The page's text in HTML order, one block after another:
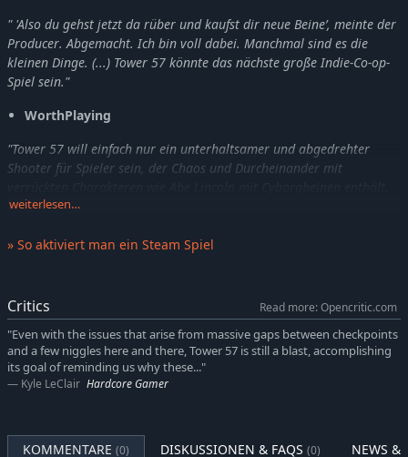
" 'Also du gehst jetzt da rüber und kaufst dir neue Beine’, meinte der
Producer. Abgemacht. Ich bin voll dabei. Manchmal sind es die
kleinen Dinge. (...) Tower 57 könnte das nächste große Indie-Co-op-
Spiel sein."
WorthPlaying
"Tower 57 will einfach nur ein unterhaltsamer und abgedrehter
Shooter für Spieler sein, der Chaos und Durcheinander mit
Was wäre schon ein richtiger Bullet-Hell-Shoot-em-up ohne einen
Erfolge bei Kickstarter und Steam Greenlight."
IndieRetroNews
FEATURES:
und lass dich dabei nicht erschießen.Tower 57 bietet komplexe
weiterlesen…
» So aktiviert man ein Steam Spiel
Critics
Read more: Opencritic.com
"Even with the issues that arise from massive gaps between checkpoints
and a few niggles here and there, Tower 57 is still a blast, accomplishing
its goal of reminding us why these..."
Kyle LeClair Hardcore Gamer
KOMMENTARE (0) DISKUSSIONEN & FAQS (0) NEWS &